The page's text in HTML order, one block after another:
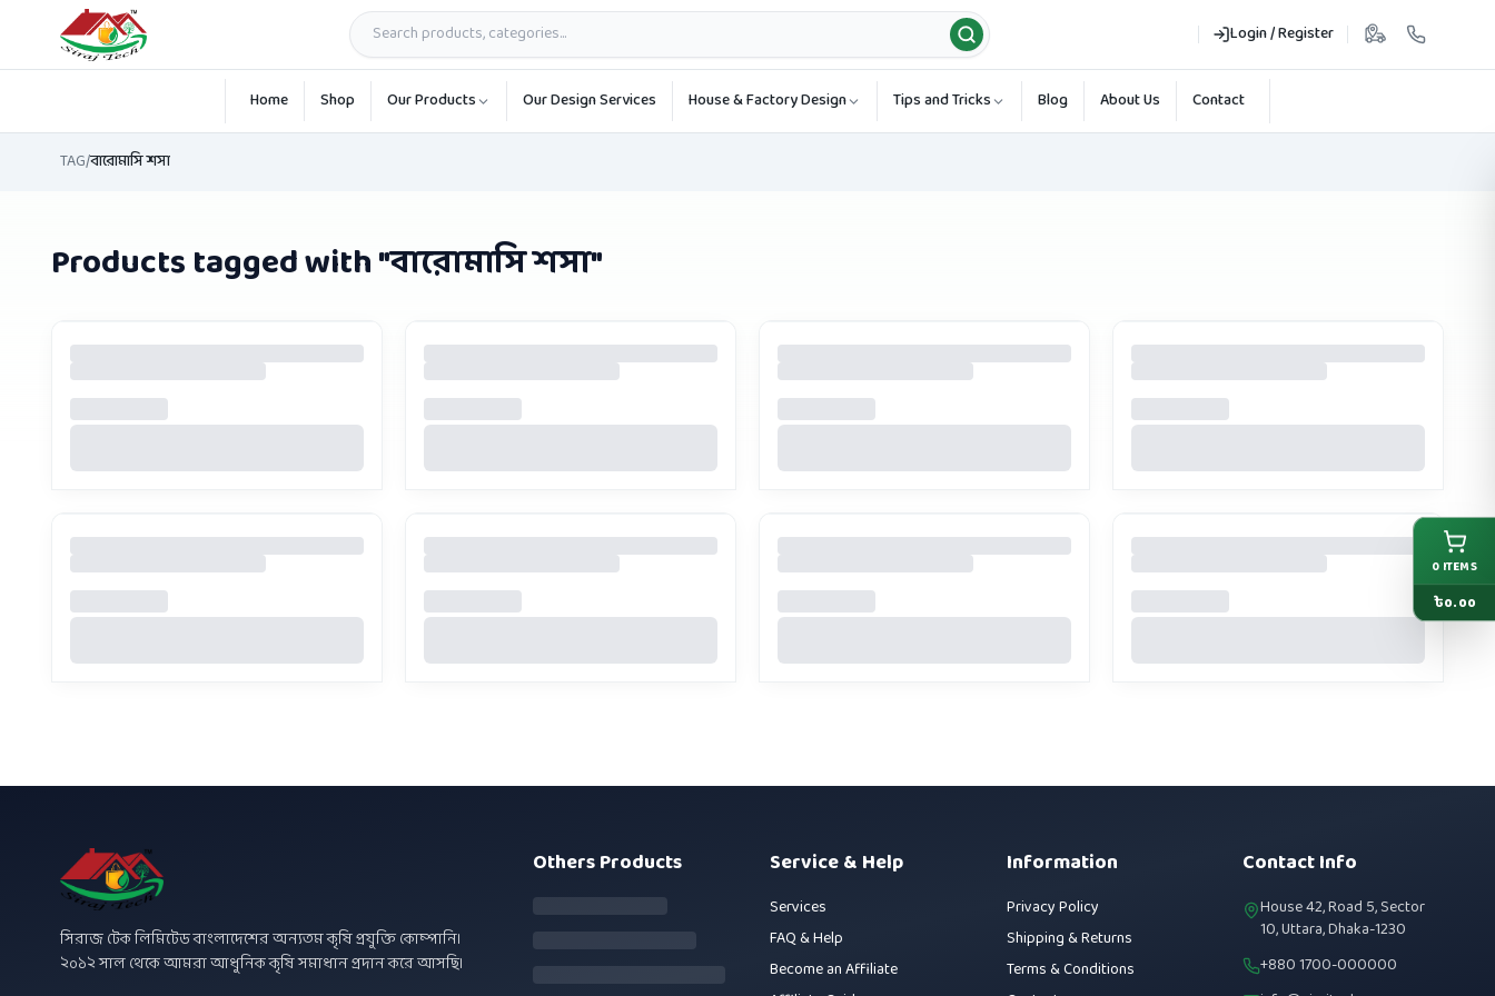
Login / Register
Skip to main content
Home Shop Our Products Our Design Services House & Factory Design Tips and Tricks Blog About Us Contact
TAG/বারোমাসি শসা
Products tagged with "বারোমাসি শসা"
সিরাজ টেক লিমিটেড বাংলাদেশের অন্যতম কৃষি প্রযুক্তি কোম্পানি।
২০১২ সাল থেকে আমরা আধুনিক কৃষি সমাধান প্রদান করে আসছি।
Others Products Service & Help
Services
FAQ & Help
Become an Affiliate
Information
Privacy Policy
Shipping & Returns
Terms & Conditions
Contact Info
House 42, Road 5, Sector
10, Uttara, Dhaka-1230
+880 1700-000000
0 ITEMS
৳0.00